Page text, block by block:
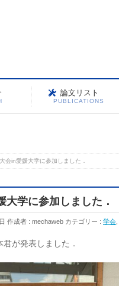
論文リスト
PUBLICATIONS
会in愛媛大学に参加しました．
大学に参加しました．
作成者 : mechaweb カテゴリー : 学会
が発表しました．